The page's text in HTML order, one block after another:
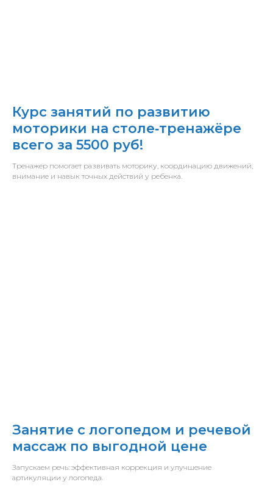
Курс занятий по развитию
моторики на столе‑тренажёре
всего за 5500 руб!
Тренажер помогает развивать моторику, координацию движений,
внимание и навык точных действий у ребенка.
Занятие с логопедом и речевой
массаж по выгодной цене
Запускаем речь: эффективная коррекция и улучшение
артикуляции у логопеда.